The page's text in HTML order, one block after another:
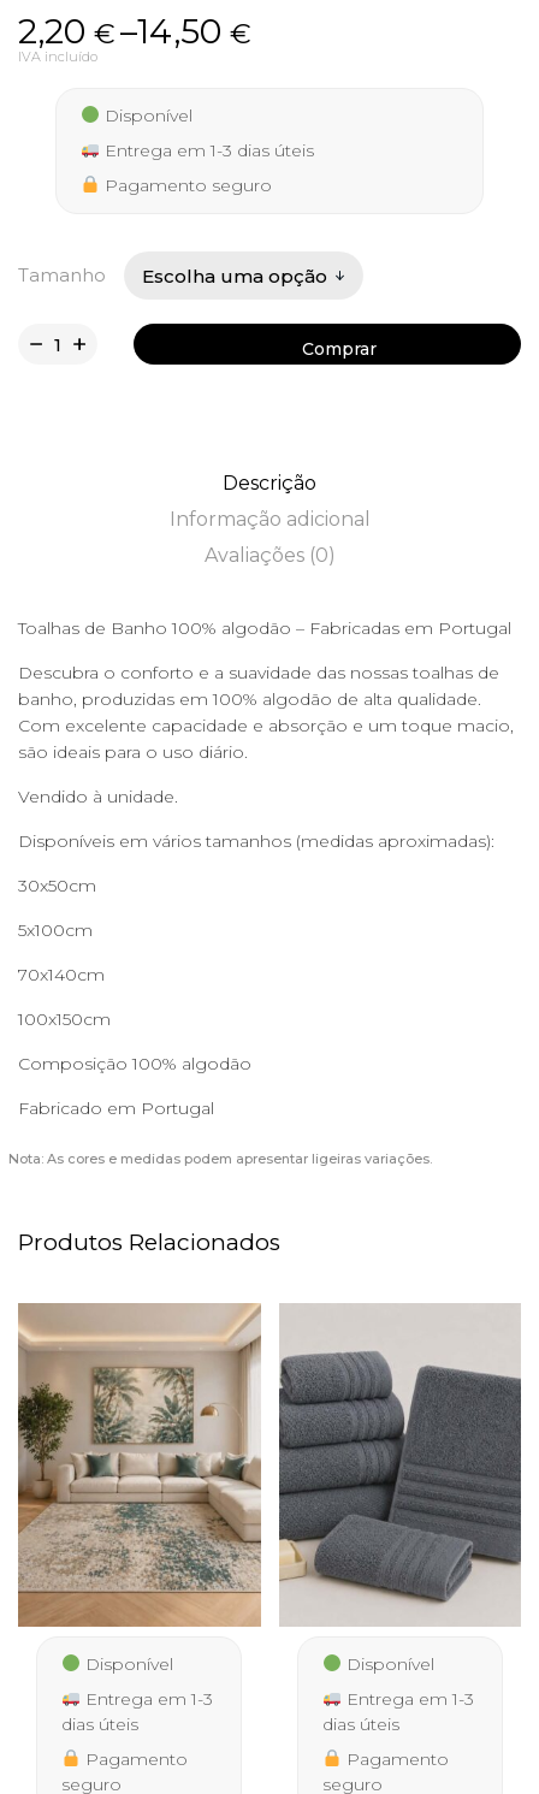
2,20 €–14,50€
Price
range:
2,20 €
through
14,50 €
IVA incluído
Disponível
Entrega em 1-3 dias úteis
Pagamento seguro
Tamanho
Comprar
Descrição
Informação adicional
Avaliações (0)
Toalhas de Banho 100% algodão – Fabricadas em Portugal
Descubra o conforto e a suavidade das nossas toalhas de
banho, produzidas em 100% algodão de alta qualidade.
Com excelente capacidade e absorção e um toque macio,
são ideais para o uso diário.
Vendido à unidade.
Disponíveis em vários tamanhos (medidas aproximadas):
30x50cm
5x100cm
70x140cm
100x150cm
Composição 100% algodão
Fabricado em Portugal
Nota: As cores e medidas podem apresentar ligeiras variações.
Produtos Relacionados
Disponível
Entrega em 1-3
dias úteis
Pagamento
seguro
Disponível
Entrega em 1-3
dias úteis
Pagamento
seguro